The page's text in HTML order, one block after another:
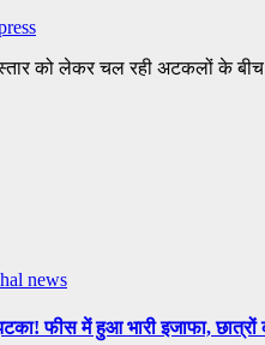
को लेकर चल रही अटकलों के
news
फीस में हुआ भारी इजाफा,